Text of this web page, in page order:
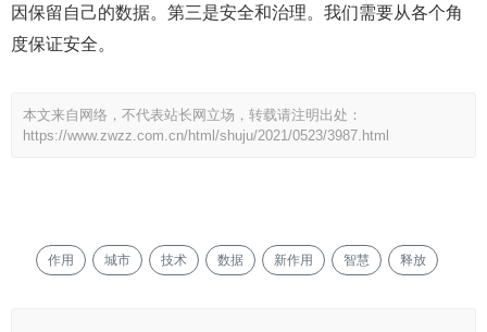
因保留自己的数据。第三是安全和治理。我们需要从各个角
度保证安全。
本文来自网络，不代表站长网立场，转载请注明出处：
https://www.zwzz.com.cn/html/shuju/2021/0523/3987.html
作用 城市 技术 数据 新作用 智慧 释放